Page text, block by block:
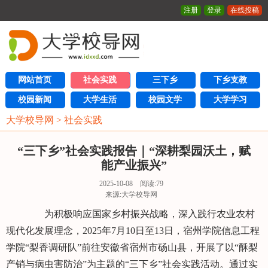
注册 登录 在线投稿
网站首页 社会实践 三下乡 下乡支教
校园新闻 大学生活 校园文学 大学学习
大学校导网 > 社会实践
“三下乡”社会实践报告｜“深耕梨园沃土，赋
能产业振兴”
2025-10-08 阅读:79
来源:大学校导网
为积极响应国家乡村振兴战略，深入践行农业农村
现代化发展理念，2025年7月10日至13日，宿州学院信息工程
学院“梨香调研队”前往安徽省宿州市砀山县，开展了以“酥梨
产销与病虫害防治”为主题的“三下乡”社会实践活动。通过实